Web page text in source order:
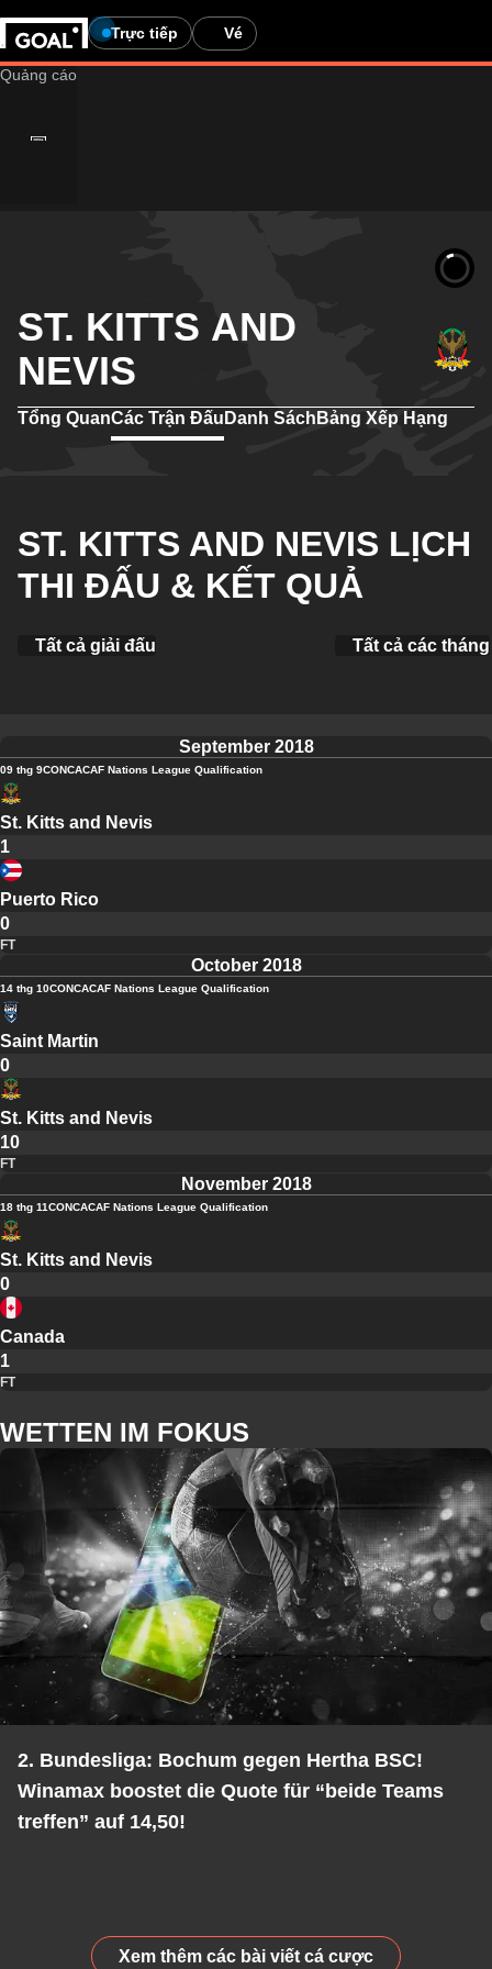
Trực tiếp Vé
ST. KITTS AND
NEVIS
Tổng QuanCác Trận Đấu Danh Sách Bảng Xếp Hạng
ST. KITTS AND NEVIS LỊCH
THI ĐẤU & KẾT QUẢ
Tất cả giải đấu Tất cả các tháng
September 2018
09 thg 9CONCACAF Nations League Qualification
St. Kitts and Nevis
1
Puerto Rico
0
FT
October 2018
14 thg 10CONCACAF Nations League Qualification
Saint Martin
0
St. Kitts and Nevis
10
FT
November 2018
18 thg 11CONCACAF Nations League Qualification
St. Kitts and Nevis
0
Canada
1
FT
WETTEN IM FOKUS
2. Bundesliga: Bochum gegen Hertha BSC!
Winamax boostet die Quote für “beide Teams
treffen” auf 14,50!
Xem thêm các bài viết cá cược